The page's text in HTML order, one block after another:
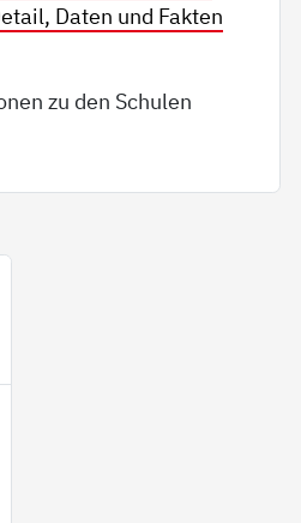
Daten und Fakten
zu den Schulen